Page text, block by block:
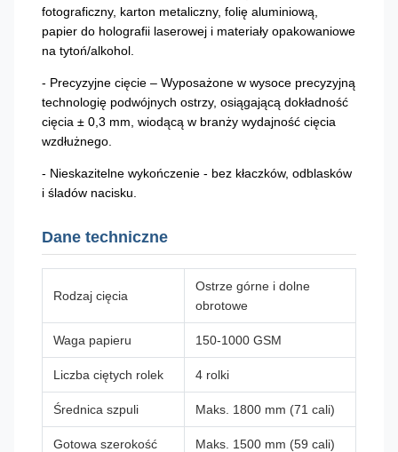
fotograficzny, karton metaliczny, folię aluminiową,
papier do holografii laserowej i materiały opakowaniowe
na tytoń/alkohol.
- Precyzyjne cięcie – Wyposażone w wysoce precyzyjną
technologię podwójnych ostrzy, osiągającą dokładność
cięcia ± 0,3 mm, wiodącą w branży wydajność cięcia
wzdłużnego.
- Nieskazitelne wykończenie - bez kłaczków, odblasków
i śladów nacisku.
Dane techniczne
Rodzaj cięcia
Ostrze górne i dolne
obrotowe
Waga papieru 150-1000 GSM
Liczba ciętych rolek 4 rolki
Średnica szpuli Maks. 1800 mm (71 cali)
Gotowa szerokość Maks. 1500 mm (59 cali)